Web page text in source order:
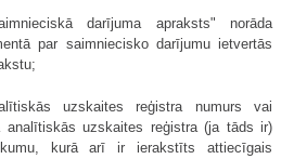
darījuma apraksts" norāda
par saimniecisko darījumu ietvertās
uzskaites reģistra numurs vai
analītiskās uzskaites reģistra (ja tāds ir)
kurā arī ir ierakstīts attiecīgais